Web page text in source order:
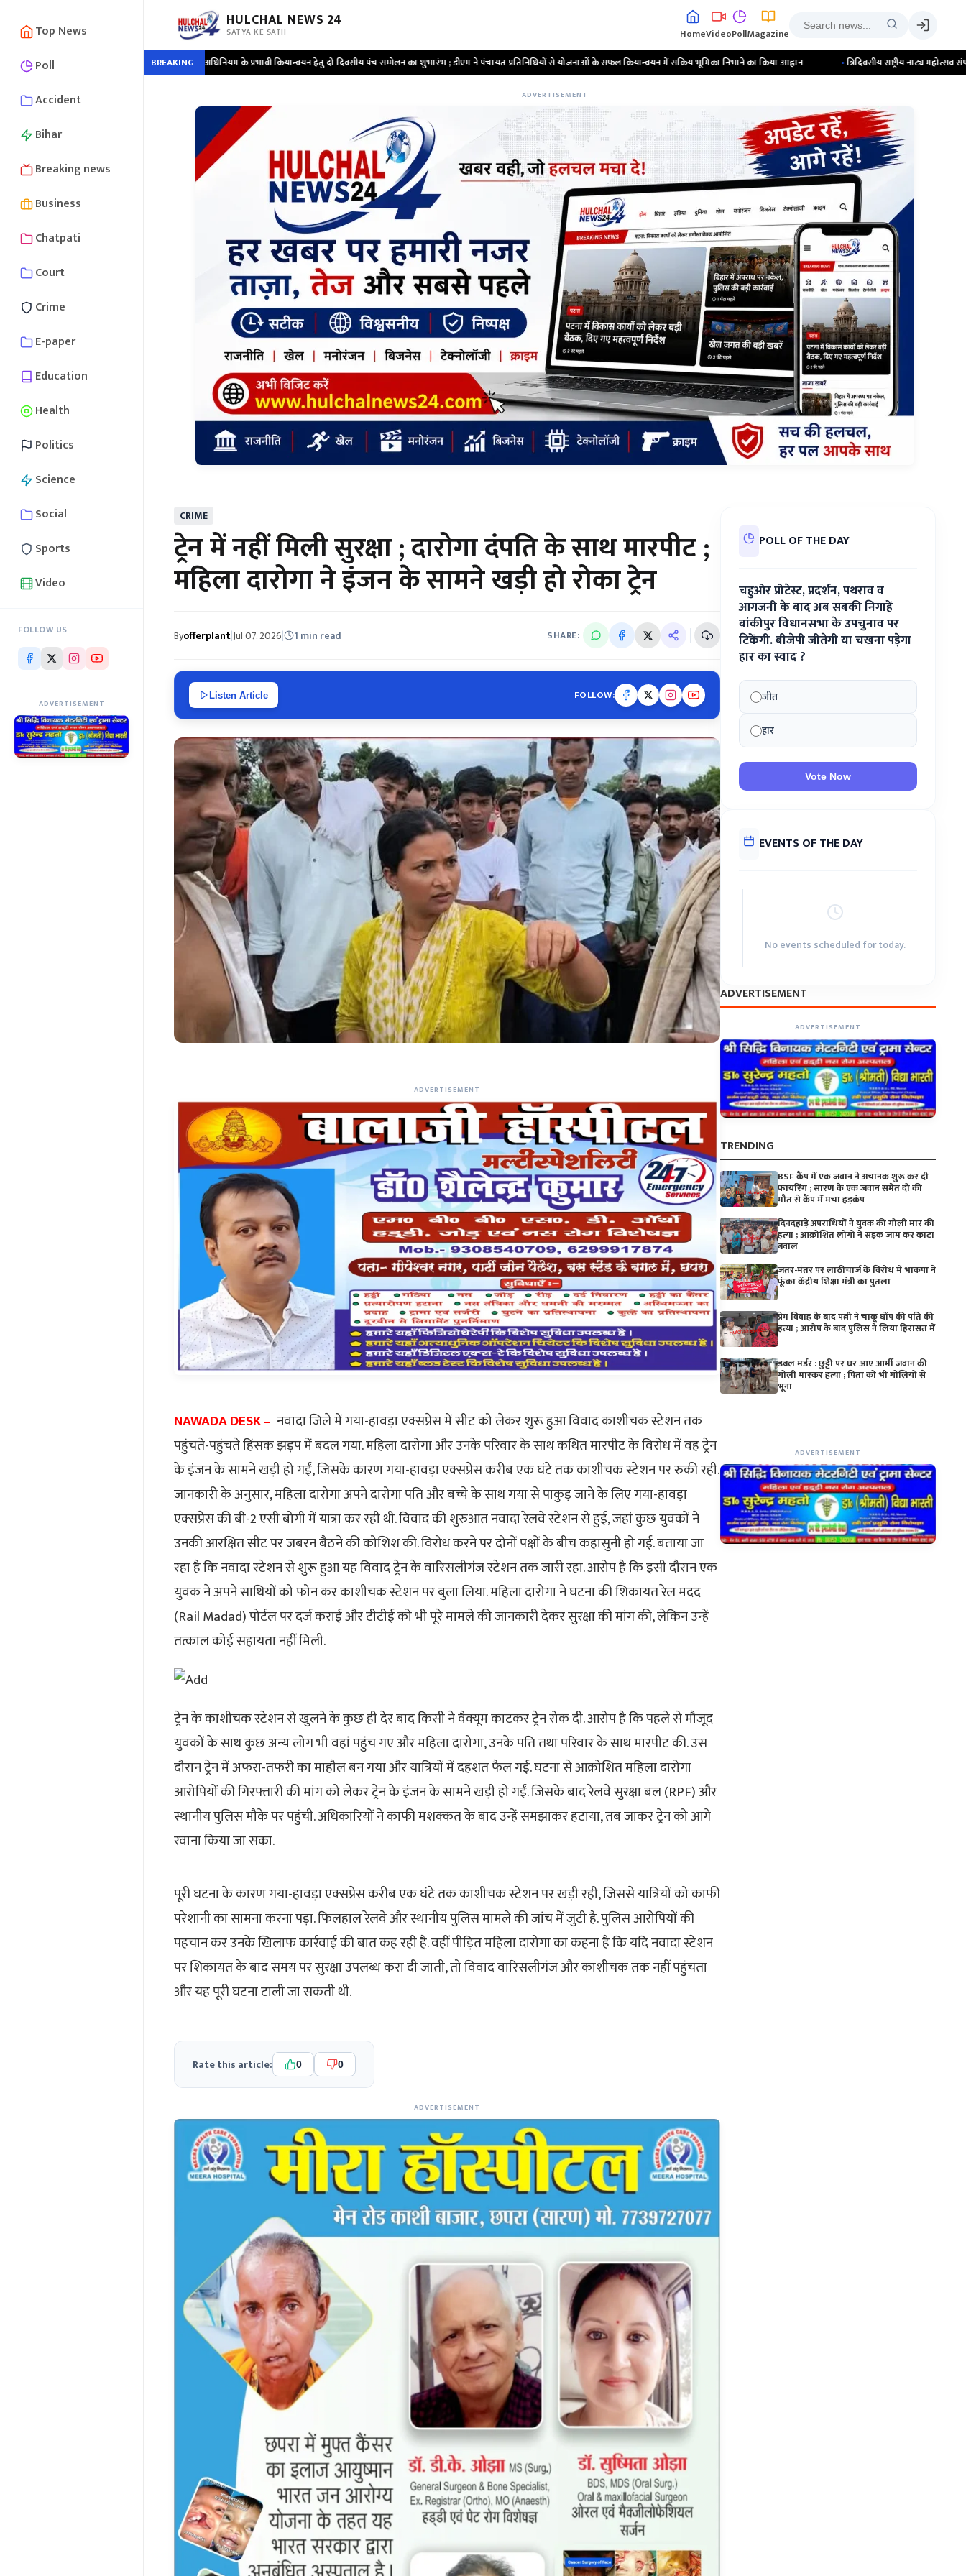
Top News
Poll
Accident
Bihar
Breaking news
Business
Chatpati
Court
Crime
E-paper
Education
Health
Politics
Science
Social
Sports
Video
FOLLOW US
ADVERTISEMENT
HULCHAL NEWS 24
SATYA KE SATH HomeVideoPollMagazine
BREAKING
विकसित भारत-जी रामजी अधिनियम के प्रभावी क्रियान्वयन हेतु दो दिवसीय पंच सम्मेलन का शुभारंभ ; डीएम ने पंचायत प्रतिनिधियों से योजनाओं के सफल क्रियान्वयन में सक्रिय भूमिका निभाने का किया आह्वान •त्रिदिवसीय राष्ट्रीय नाट्य महोत्सव संपन्न ; कलाकारों ने नाटक
ADVERTISEMENT
CRIME
ट्रेन में नहीं मिली सुरक्षा ; दारोगा दंपति के साथ मारपीट ;
महिला दारोगा ने इंजन के सामने खड़ी हो रोका ट्रेन
Byofferplant|Jul 07, 2026| 1 min read SHARE:
Listen Article FOLLOW:
ADVERTISEMENT
NAWADA DESK – नवादा जिले में गया-हावड़ा एक्सप्रेस में सीट को लेकर शुरू हुआ विवाद काशीचक स्टेशन तक
पहुंचते-पहुंचते हिंसक झड़प में बदल गया. महिला दारोगा और उनके परिवार के साथ कथित मारपीट के विरोध में वह ट्रेन
के इंजन के सामने खड़ी हो गईं, जिसके कारण गया-हावड़ा एक्सप्रेस करीब एक घंटे तक काशीचक स्टेशन पर रुकी रही.
जानकारी के अनुसार, महिला दारोगा अपने दारोगा पति और बच्चे के साथ गया से पाकुड़ जाने के लिए गया-हावड़ा
एक्सप्रेस की बी-2 एसी बोगी में यात्रा कर रही थी. विवाद की शुरुआत नवादा रेलवे स्टेशन से हुई, जहां कुछ युवकों ने
उनकी आरक्षित सीट पर जबरन बैठने की कोशिश की. विरोध करने पर दोनों पक्षों के बीच कहासुनी हो गई. बताया जा
रहा है कि नवादा स्टेशन से शुरू हुआ यह विवाद ट्रेन के वारिसलीगंज स्टेशन तक जारी रहा. आरोप है कि इसी दौरान एक
युवक ने अपने साथियों को फोन कर काशीचक स्टेशन पर बुला लिया. महिला दारोगा ने घटना की शिकायत रेल मदद
(Rail Madad) पोर्टल पर दर्ज कराई और टीटीई को भी पूरे मामले की जानकारी देकर सुरक्षा की मांग की, लेकिन उन्हें
तत्काल कोई सहायता नहीं मिली.
ट्रेन के काशीचक स्टेशन से खुलने के कुछ ही देर बाद किसी ने वैक्यूम काटकर ट्रेन रोक दी. आरोप है कि पहले से मौजूद
युवकों के साथ कुछ अन्य लोग भी वहां पहुंच गए और महिला दारोगा, उनके पति तथा परिवार के साथ मारपीट की. उस
दौरान ट्रेन में अफरा-तफरी का माहौल बन गया और यात्रियों में दहशत फैल गई. घटना से आक्रोशित महिला दारोगा
आरोपियों की गिरफ्तारी की मांग को लेकर ट्रेन के इंजन के सामने खड़ी हो गईं. जिसके बाद रेलवे सुरक्षा बल (RPF) और
स्थानीय पुलिस मौके पर पहुंची. अधिकारियों ने काफी मशक्कत के बाद उन्हें समझाकर हटाया, तब जाकर ट्रेन को आगे
रवाना किया जा सका.
पूरी घटना के कारण गया-हावड़ा एक्सप्रेस करीब एक घंटे तक काशीचक स्टेशन पर खड़ी रही, जिससे यात्रियों को काफी
परेशानी का सामना करना पड़ा. फिलहाल रेलवे और स्थानीय पुलिस मामले की जांच में जुटी है. पुलिस आरोपियों की
पहचान कर उनके खिलाफ कार्रवाई की बात कह रही है. वहीं पीड़ित महिला दारोगा का कहना है कि यदि नवादा स्टेशन
पर शिकायत के बाद समय पर सुरक्षा उपलब्ध करा दी जाती, तो विवाद वारिसलीगंज और काशीचक तक नहीं पहुंचता
और यह पूरी घटना टाली जा सकती थी.
Rate this article: 0 0
ADVERTISEMENT
POLL OF THE DAY
चहुओर प्रोटेस्ट, प्रदर्शन, पथराव व
आगजनी के बाद अब सबकी निगाहें
बांकीपुर विधानसभा के उपचुनाव पर
टिकेंगी. बीजेपी जीतेगी या चखना पड़ेगा
हार का स्वाद ?
जीत
हार
Vote Now
EVENTS OF THE DAY
No events scheduled for today.
ADVERTISEMENT
ADVERTISEMENT
TRENDING
BSF कैंप में एक जवान ने अचानक शुरू कर दी
फायरिंग ; सारण के एक जवान समेत दो की
मौत से कैंप में मचा हड़कंप
दिनदहाड़े अपराधियों ने युवक की गोली मार की
हत्या ; आक्रोशित लोगों ने सड़क जाम कर काटा
बवाल
जंतर-मंतर पर लाठीचार्ज के विरोध में भाकपा ने
फूंका केंद्रीय शिक्षा मंत्री का पुतला
प्रेम विवाह के बाद पत्नी ने चाकू घोंप की पति की
हत्या ; आरोप के बाद पुलिस ने लिया हिरासत में
डबल मर्डर : छुट्टी पर घर आए आर्मी जवान की
गोली मारकर हत्या ; पिता को भी गोलियों से
भूना
ADVERTISEMENT